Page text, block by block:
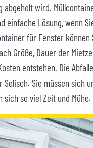
wird.
einfache Lösung, wenn
für Fenster können
Größe, Dauer der
entstehen. Die
Selisch. Sie müssen sich
sich so viel Zeit und Mühe.